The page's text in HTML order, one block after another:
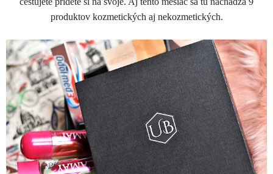
produktov kozmetických aj nekozmetických.